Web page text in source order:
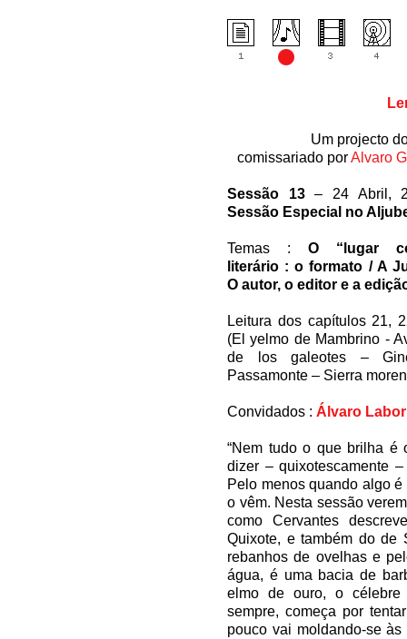
Um projecto
comissariado porAlvaro
Sessão 13– 24 Abril,
Sessão Especial no
Temas : O “lugar
literário : o formato / A
O autor, o editor e a
Leitura dos capítulos 21,
(El yelmo de Mambrino -
de los galeotes –
Passamonte – Sierra
Convidados : Álvaro
“Nem tudo o que brilha é
dizer – quixotescamente
Pelo menos quando algo
o vêm. Nesta sessão
como Cervantes
Quixote, e também do de
rebanhos de ovelhas e
água, é uma bacia de
elmo de ouro, o célebre
sempre, começa por
pouco vai moldando-se